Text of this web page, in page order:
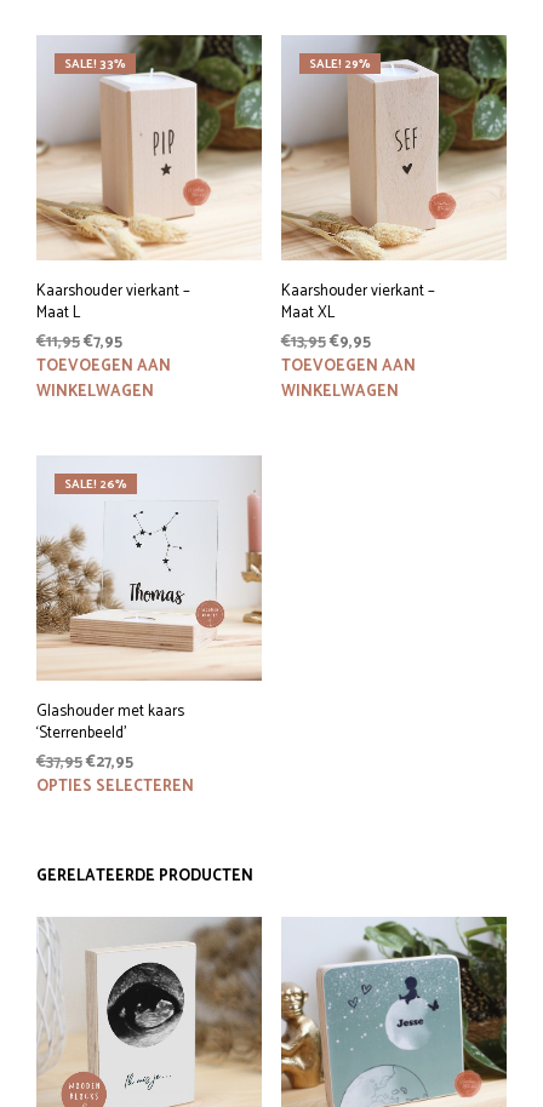
SALE! 33%
Kaarshouder vierkant –
Maat L
€11,95Oorspronkelijke
prijs
was:
€7,95Huidige
prijs
is:
TOEVOEGEN AAN
WINKELWAGEN
SALE! 29%
Kaarshouder vierkant –
Maat XL
€13,95Oorspronkelijke
prijs
was:
€9,95Huidige
prijs
is:
TOEVOEGEN AAN
WINKELWAGEN
SALE! 26%
Glashouder met kaars
‘Sterrenbeeld’
€37,95Oorspronkelijke
prijs
€27,95Huidige
prijs
OPTIES SELECTEREN
Deze
optie
gekozen
worden
op
de
productpagina
GERELATEERDE PRODUCTEN